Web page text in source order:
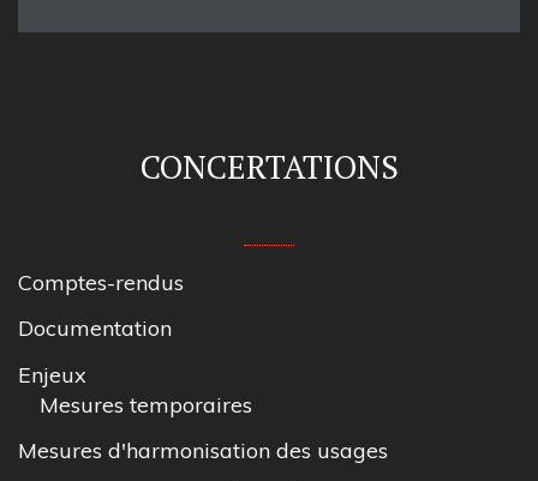
CONCERTATIONS
Comptes-rendus
Documentation
Enjeux
Mesures temporaires
Mesures d'harmonisation des usages